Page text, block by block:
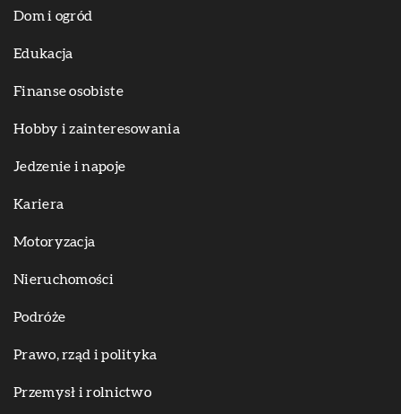
Dom i ogród
Edukacja
Finanse osobiste
Hobby i zainteresowania
Jedzenie i napoje
Kariera
Motoryzacja
Nieruchomości
Podróże
Prawo, rząd i polityka
Przemysł i rolnictwo